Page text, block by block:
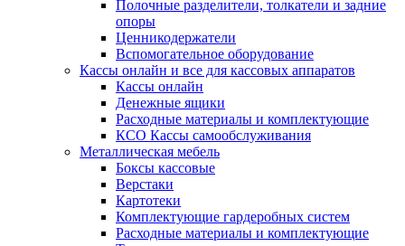
Полочные разделители, толкатели и задние
опоры
Ценникодержатели
Вспомогательное оборудование
Кассы онлайн и все для кассовых аппаратов
Кассы онлайн
Денежные ящики
Расходные материалы и комплектующие
КСО Кассы самообслуживания
Металлическая мебель
Боксы кассовые
Верстаки
Картотеки
Комплектующие гардеробных систем
Расходные материалы и комплектующие